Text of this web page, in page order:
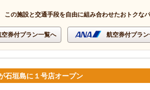
この施設と交通手段を自由に組み合わせたおトクな
空券付プラン一覧へ 航空券付プラ
石垣島に１号店オープン